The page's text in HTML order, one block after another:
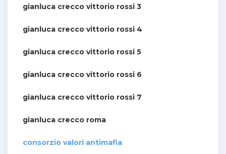
gianluca crecco vittorio rossi 3
gianluca crecco vittorio rossi 4
gianluca crecco vittorio rossi 5
gianluca crecco vittorio rossi 6
gianluca crecco vittorio rossi 7
gianluca crecco roma
consorzio valori antimafia